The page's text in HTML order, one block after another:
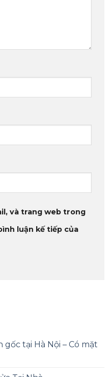
và trang web trong
luận kế tiếp của
tại Hà Nội – Có mặt